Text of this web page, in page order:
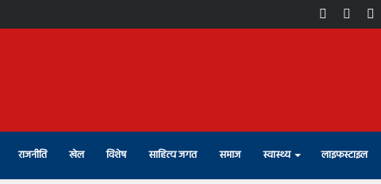
Facebook
राजनीति खेल विशेष साहित्य जगत समाज स्वास्थ्य लाइफस्टाइल